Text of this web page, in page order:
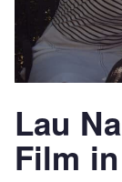
Lau
Film